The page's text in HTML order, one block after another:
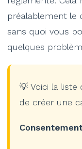
préalablement le
sans quoi vous
quelques
💡 Voici la
de créer une